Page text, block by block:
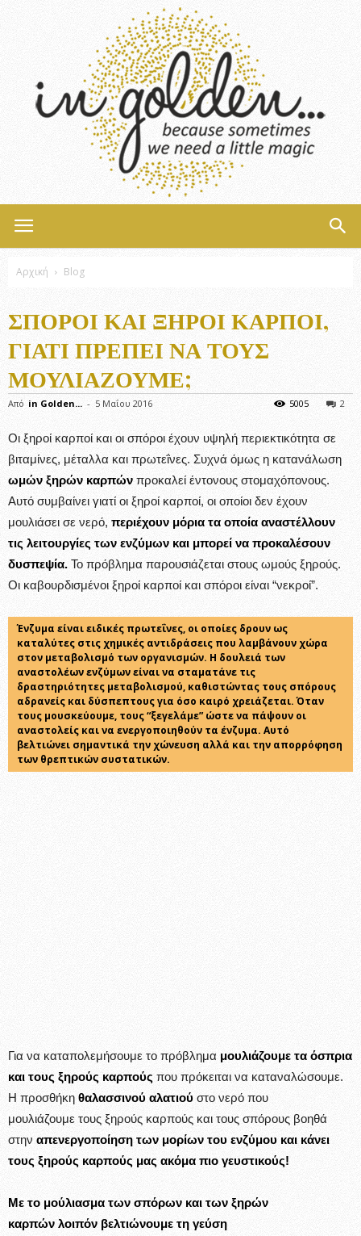
Αρχική Blog
ΣΠΌΡΟΙ ΚΑΙ ΞΗΡΟΊ ΚΑΡΠΟΊ,
ΓΙΑΤΊ ΠΡΈΠΕΙ ΝΑ ΤΟΥΣ
ΜΟΥΛΙΆΖΟΥΜΕ;
Από in Golden... - 5 Μαΐου 2016 2
5005
Οι ξηροί καρποί και οι σπόροι έχουν υψηλή περιεκτικότητα σε
βιταμίνες, μέταλλα και πρωτεΐνες. Συχνά όμως η κατανάλωση
ωμών ξηρών καρπών προκαλεί έντονους στομαχόπονους.
Αυτό συμβαίνει γιατί οι ξηροί καρποί, οι οποίοι δεν έχουν
μουλιάσει σε νερό, περιέχουν μόρια τα οποία αναστέλλουν
τις λειτουργίες των ενζύμων και μπορεί να προκαλέσουν
δυσπεψία. Το πρόβλημα παρουσιάζεται στους ωμούς ξηρούς.
Οι καβουρδισμένοι ξηροί καρποί και σπόροι είναι “νεκροί”.
Ένζυμα είναι ειδικές πρωτεΐνες, οι οποίες δρουν ως
καταλύτες στις χημικές αντιδράσεις που λαμβάνουν χώρα
στον μεταβολισμό των οργανισμών. Η δουλειά των
αναστολέων ενζύμων είναι να σταματάνε τις
δραστηριότητες μεταβολισμού, καθιστώντας τους σπόρους
αδρανείς και δύσπεπτους για όσο καιρό χρειάζεται. Όταν
τους μουσκεύουμε, τους “ξεγελάμε” ώστε να πάψουν οι
αναστολείς και να ενεργοποιηθούν τα ένζυμα. Αυτό
βελτιώνει σημαντικά την χώνευση αλλά και την απορρόφηση
των θρεπτικών συστατικών.
Για να καταπολεμήσουμε το πρόβλημα μουλιάζουμε τα όσπρια
και τους ξηρούς καρπούς που πρόκειται να καταναλώσουμε.
Η προσθήκη θαλασσινού αλατιού στο νερό που
μουλιάζουμε τους ξηρούς καρπούς και τους σπόρους βοηθά
στην απενεργοποίηση των μορίων του ενζύμου και κάνει
τους ξηρούς καρπούς μας ακόμα πιο γευστικούς!
Με το μούλιασμα των σπόρων και των ξηρών
καρπών λοιπόν βελτιώνουμε τη γεύση